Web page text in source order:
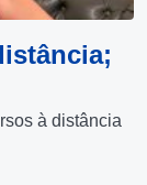
à distância